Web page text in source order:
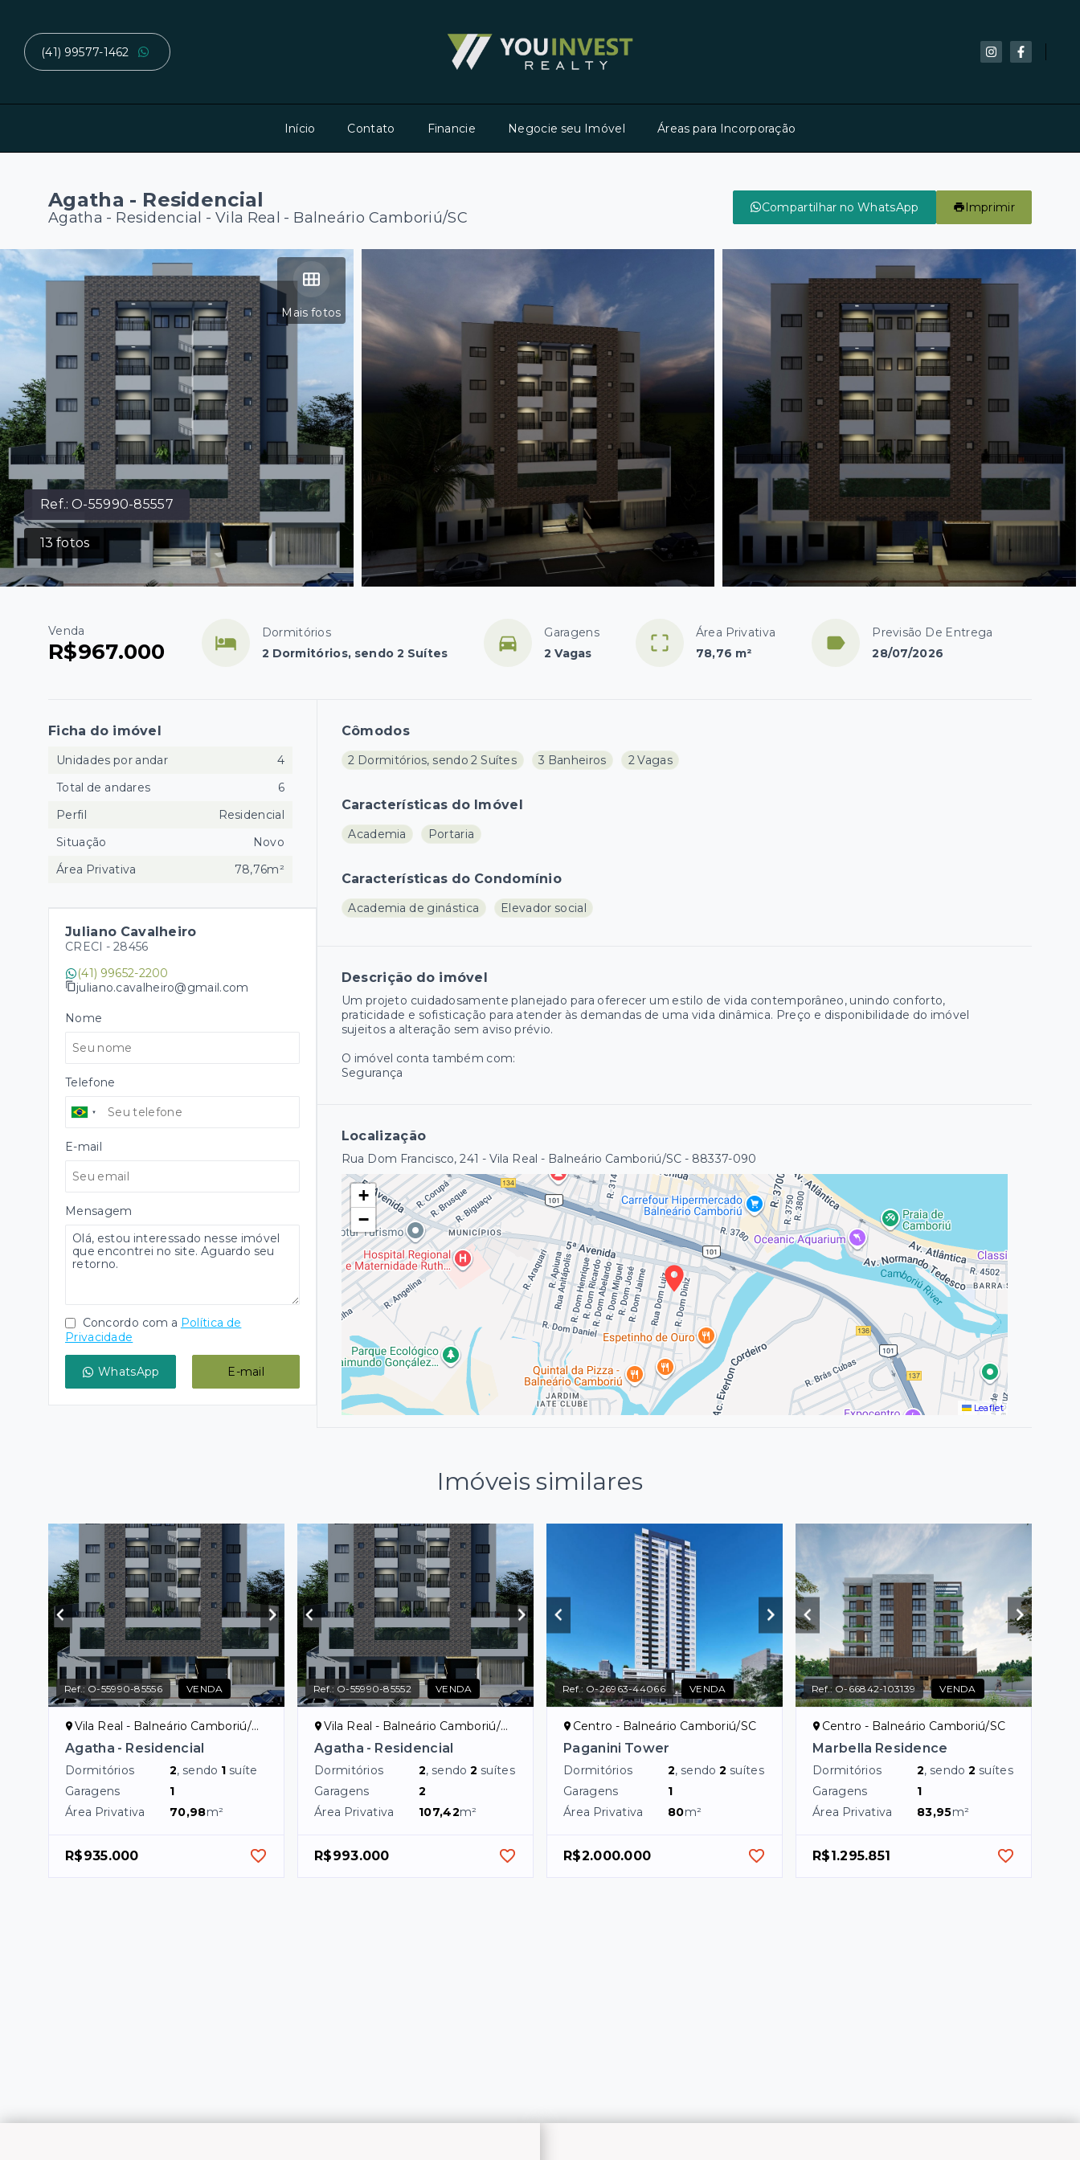
(41) 99577-1462
Início Contato Financie Negocie seu Imóvel Áreas para Incorporação
Agatha - Residencial
Agatha - Residencial - Vila Real - Balneário Camboriú/SC
Compartilhar no WhatsApp Imprimir
Ref.:O-55990-85557
13 fotos
Mais fotos
Venda
R$967.000
Dormitórios
2 Dormitórios, sendo 2 Suítes
Garagens
2 Vagas
Área Privativa
78,76 m²
Previsão De Entrega
28/07/2026
Cômodos
2 Dormitórios, sendo 2 Suítes 3 Banheiros 2 Vagas
Características do Imóvel
Academia Portaria
Características do Condomínio
Academia de ginástica Elevador social
Descrição do imóvel
Um projeto cuidadosamente planejado para oferecer um estilo de vida contemporâneo, unindo conforto,
praticidade e sofisticação para atender às demandas de uma vida dinâmica. Preço e disponibilidade do imóvel
sujeitos a alteração sem aviso prévio.
O imóvel conta também com:
Segurança
Localização
Rua Dom Francisco, 241 - Vila Real - Balneário Camboriú/SC - 88337-090
+
−
Leaflet
Ficha do imóvel
Unidades por andar
4
Total de andares
6
Perfil
Residencial
Situação
Novo
Área Privativa
78,76m²
Juliano Cavalheiro
CRECI - 28456
(41) 99652-2200
juliano.cavalheiro@gmail.com
Nome
Telefone
E-mail
Mensagem
Concordo com a Política de
Privacidade
WhatsApp E-mail
Imóveis similares
Ref.: O-55990-85556 VENDA
Vila Real - Balneário Camboriú/SC
Agatha - Residencial
Dormitórios 2, sendo 1 suíte
Garagens
1
Área Privativa
70,98m²
R$935.000
Ref.: O-55990-85552 VENDA
Vila Real - Balneário Camboriú/SC
Agatha - Residencial
Dormitórios 2, sendo2 suítes
Garagens
2
Área Privativa
107,42m²
R$993.000
Ref.: O-26963-44066 VENDA
Centro - Balneário Camboriú/SC
Paganini Tower
Dormitórios 2, sendo2 suítes
Garagens
1
Área Privativa
80m²
R$2.000.000
Ref.: O-66842-103139 VENDA
Centro - Balneário Camboriú/SC
Marbella Residence
Dormitórios 2, sendo2 suítes
Garagens
1
Área Privativa
83,95m²
R$1.295.851